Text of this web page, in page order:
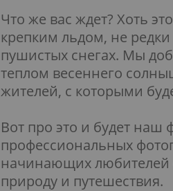
Что же вас ждет? Хоть
крепким льдом, не
пушистых снегах. Мы
теплом весеннего
жителей, с которыми
Вот про это и будет наш
профессиональных
начинающих любителей
природу и путешествия.